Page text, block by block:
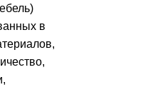
в